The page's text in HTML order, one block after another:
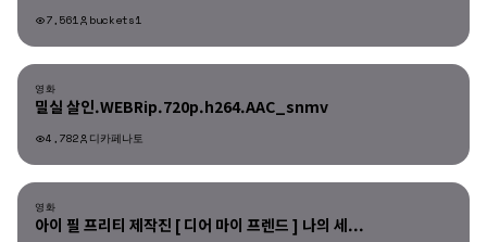
7,561 buckets1
영화
영화
밀실 살인.WEBRip.720p.h264.AAC_snmv
4,782 디카페나토
영화
영화
아이 필 프리티 제작진 [ 디어 마이 프렌드 ] 나의 세...